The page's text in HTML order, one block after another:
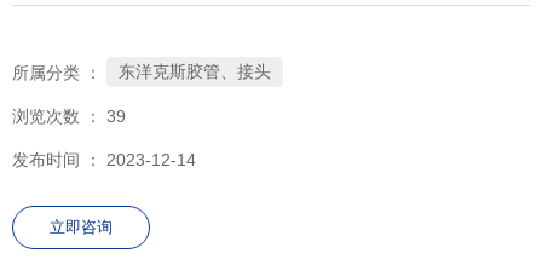
所属分类 ： 东洋克斯胶管、接头
浏览次数 ： 39
发布时间 ： 2023-12-14
立即咨询